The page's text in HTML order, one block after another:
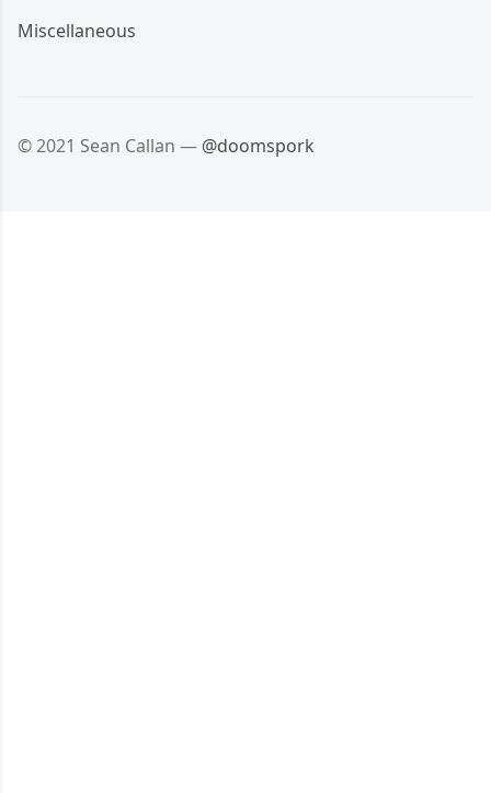
Miscellaneous
© 2021 Sean Callan — @doomspork